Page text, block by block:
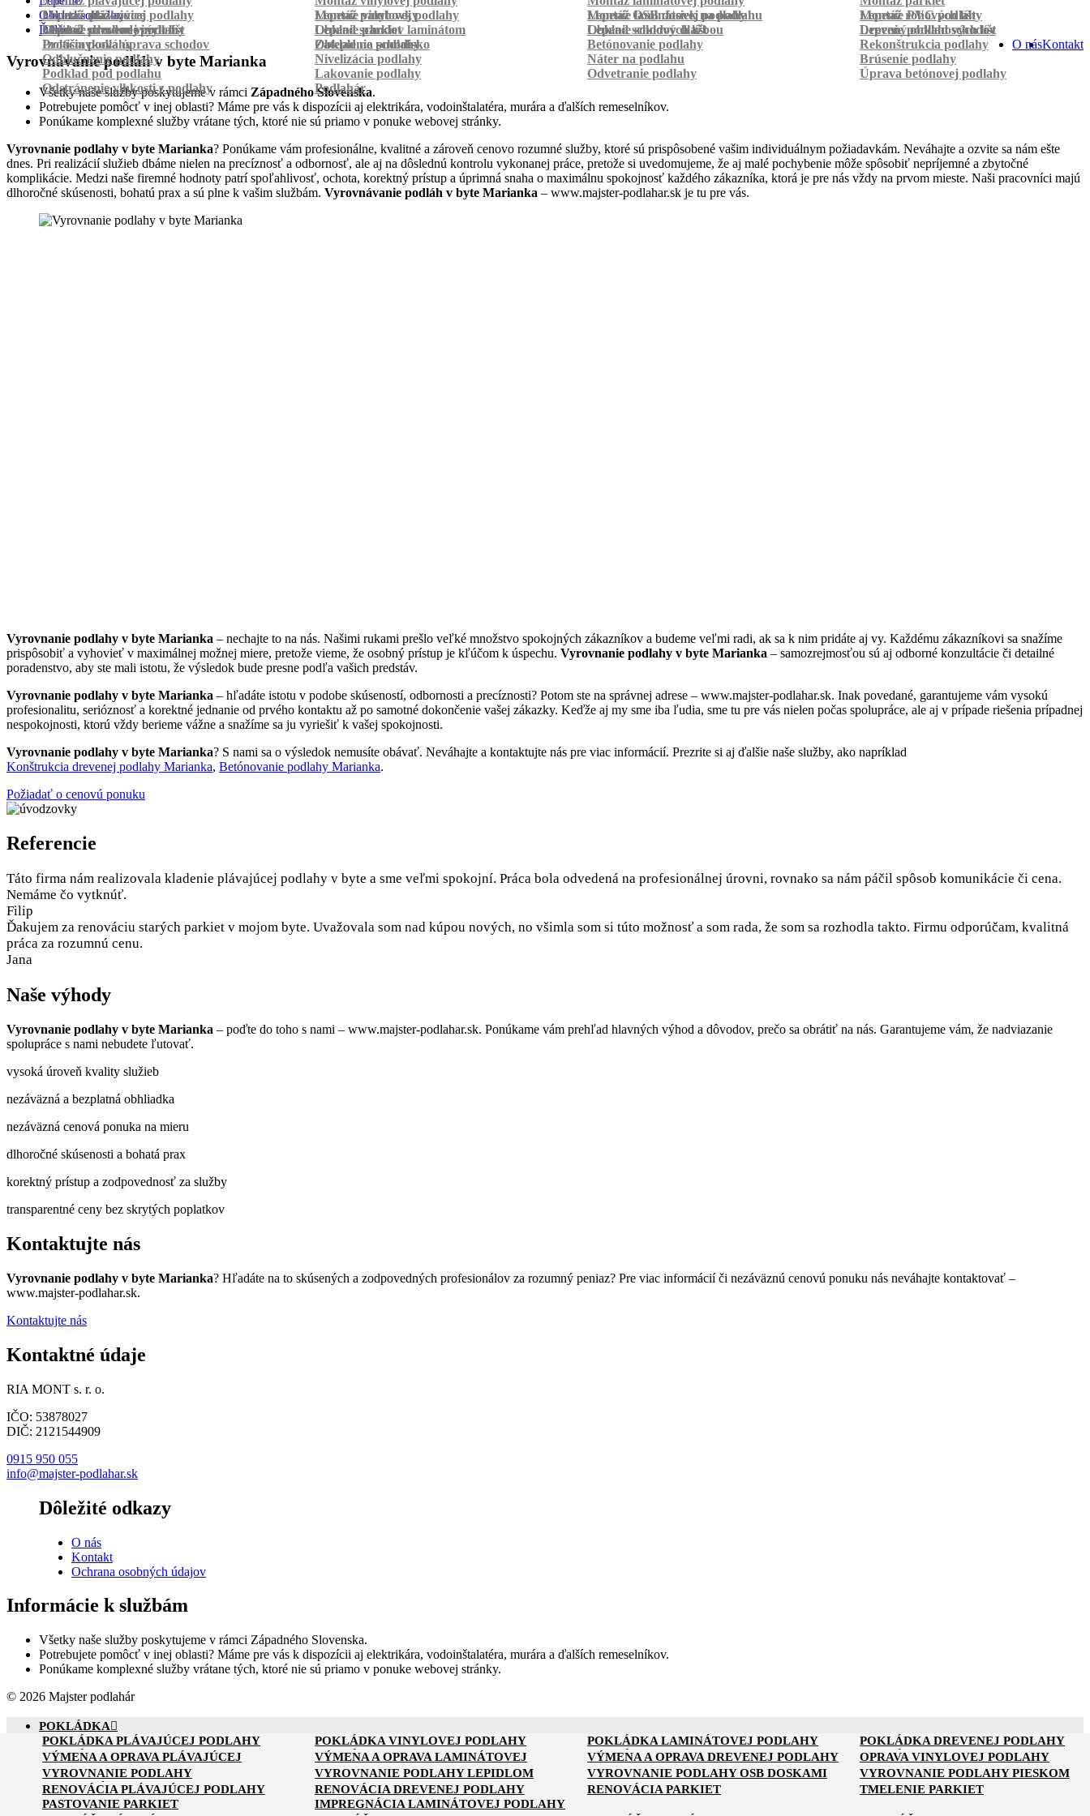
Montáž dlážkovice
Montáž palubovky Montáž OSB dosiek na podlahu
Montáž rohových líšt
Montáž prechodových líšt
Lepenie plávajúcej podlahy
Lepenie vinylovej podlahy Lepenie laminátovej podlahy
Lepenie PVC podlahy
Lepenie drevenej podlahy
Lepenie parkiet Lepenie soklových líšt Lepenie podlahových líšt
Obklad schodov
Obklad schodov vinylom
Obklad schodov laminátom Obklad schodov dlažbou
Drevený obklad schodov
Protišmyková úprava schodov
Obklad na schodisko
Ďalšie
Izolácia podlahy
Zateplenie podlahy Betónovanie podlahy
Rekonštrukcia podlahy
Odhlučnenie podlahy
Nivelizácia podlahy Náter na podlahu
Brúsenie podlahy
Podklad pod podlahu
Lakovanie podlahy Odvetranie podlahy
Úprava betónovej podlahy
Odstránenie vlhkosti z podlahy
Podlahár
Kontakt
O nás
Vyrovnávanie podláh v byte Marianka
Všetky naše služby poskytujeme v rámci Západného Slovenska.
Potrebujete pomôcť v inej oblasti? Máme pre vás k dispozícii aj elektrikára, vodoinštalatéra, murára a ďalších remeselníkov.
Ponúkame komplexné služby vrátane tých, ktoré nie sú priamo v ponuke webovej stránky.
Vyrovnanie podlahy v byte Marianka? Ponúkame vám profesionálne, kvalitné a zároveň cenovo rozumné služby, ktoré sú prispôsobené vašim individuálnym požiadavkám. Neváhajte a ozvite sa nám ešte
dnes. Pri realizácií služieb dbáme nielen na precíznosť a odbornosť, ale aj na dôslednú kontrolu vykonanej práce, pretože si uvedomujeme, že aj malé pochybenie môže spôsobiť nepríjemné a zbytočné
komplikácie. Medzi naše firemné hodnoty patrí spoľahlivosť, ochota, korektný prístup a úprimná snaha o maximálnu spokojnosť každého zákazníka, ktorá je pre nás vždy na prvom mieste. Naši pracovníci majú
dlhoročné skúsenosti, bohatú prax a sú plne k vašim službám. Vyrovnávanie podláh v byte Marianka – www.majster-podlahar.sk je tu pre vás.
Vyrovnanie podlahy v byte Marianka – nechajte to na nás. Našimi rukami prešlo veľké množstvo spokojných zákazníkov a budeme veľmi radi, ak sa k nim pridáte aj vy. Každému zákazníkovi sa snažíme
prispôsobiť a vyhovieť v maximálnej možnej miere, pretože vieme, že osobný prístup je kľúčom k úspechu. Vyrovnanie podlahy v byte Marianka – samozrejmosťou sú aj odborné konzultácie či detailné
poradenstvo, aby ste mali istotu, že výsledok bude presne podľa vašich predstáv.
Vyrovnanie podlahy v byte Marianka – hľadáte istotu v podobe skúseností, odbornosti a precíznosti? Potom ste na správnej adrese – www.majster-podlahar.sk. Inak povedané, garantujeme vám vysokú
profesionalitu, serióznosť a korektné jednanie od prvého kontaktu až po samotné dokončenie vašej zákazky. Keďže aj my sme iba ľudia, sme tu pre vás nielen počas spolupráce, ale aj v prípade riešenia prípadnej
nespokojnosti, ktorú vždy berieme vážne a snažíme sa ju vyriešiť k vašej spokojnosti.
Vyrovnanie podlahy v byte Marianka? S nami sa o výsledok nemusíte obávať. Neváhajte a kontaktujte nás pre viac informácií. Prezrite si aj ďalšie naše služby, ako napríklad
Konštrukcia drevenej podlahy Marianka, Betónovanie podlahy Marianka.
Požiadať o cenovú ponuku
Referencie
Táto firma nám realizovala kladenie plávajúcej podlahy v byte a sme veľmi spokojní. Práca bola odvedená na profesionálnej úrovni, rovnako sa nám páčil spôsob komunikácie či cena.
Nemáme čo vytknúť.
Filip
Ďakujem za renováciu starých parkiet v mojom byte. Uvažovala som nad kúpou nových, no všimla som si túto možnosť a som rada, že som sa rozhodla takto. Firmu odporúčam, kvalitná
práca za rozumnú cenu.
Jana
Naše výhody
Vyrovnanie podlahy v byte Marianka – poďte do toho s nami – www.majster-podlahar.sk. Ponúkame vám prehľad hlavných výhod a dôvodov, prečo sa obrátiť na nás. Garantujeme vám, že nadviazanie
spolupráce s nami nebudete ľutovať.
vysoká úroveň kvality služieb
nezáväzná a bezplatná obhliadka
nezáväzná cenová ponuka na mieru
dlhoročné skúsenosti a bohatá prax
korektný prístup a zodpovednosť za služby
transparentné ceny bez skrytých poplatkov
Kontaktujte nás
Vyrovnanie podlahy v byte Marianka? Hľadáte na to skúsených a zodpovedných profesionálov za rozumný peniaz? Pre viac informácií či nezáväznú cenovú ponuku nás neváhajte kontaktovať –
www.majster-podlahar.sk.
Kontaktujte nás
Kontaktné údaje
RIA MONT s. r. o.
IČO: 53878027
DIČ: 2121544909
0915 950 055
info@majster-podlahar.sk
Dôležité odkazy
O nás
Kontakt
Ochrana osobných údajov
Informácie k službám
Všetky naše služby poskytujeme v rámci Západného Slovenska.
Potrebujete pomôcť v inej oblasti? Máme pre vás k dispozícii aj elektrikára, vodoinštalatéra, murára a ďalších remeselníkov.
Ponúkame komplexné služby vrátane tých, ktoré nie sú priamo v ponuke webovej stránky.
© 2026 Majster podlahár
POKLÁDKA
POKLÁDKA PLÁVAJÚCEJ PODLAHY
POKLÁDKA VINYLOVEJ PODLAHY POKLÁDKA LAMINÁTOVEJ PODLAHY
POKLÁDKA DREVENEJ PODLAHY
POKLÁDKA PVC PODLAHY
POKLÁDKA KOMPOZITNEJ PODLAHY POKLÁDKA PODLAHY NA PARKETY POKLÁDKA PARKIET
VÝMENA A OPRAVA
VÝMENA A OPRAVA PLÁVAJÚCEJ
PODLAHY
VÝMENA A OPRAVA LAMINÁTOVEJ
PODLAHY
VÝMENA A OPRAVA DREVENEJ PODLAHY OPRAVA VINYLOVEJ PODLAHY
OPRAVA LAMINÁTOVÝCH PARKIET OPRAVA BETÓNOVEJ PODLAHY
VYROVNANIE
VYROVNANIE PODLAHY
POLYSTYRÉNOM
VYROVNANIE PODLAHY LEPIDLOM VYROVNANIE PODLAHY OSB DOSKAMI VYROVNANIE PODLAHY PIESKOM
SUCHÉ VYROVNANIE PODLAHY VYROVNANIE BETÓNOVEJ PODLAHY
RENOVÁCIA
RENOVÁCIA PLÁVAJÚCEJ PODLAHY
RENOVÁCIA DREVENEJ PODLAHY RENOVÁCIA PARKIET
TMELENIE PARKIET
PASTOVANIE PARKIET
IMPREGNÁCIA LAMINÁTOVEJ PODLAHY
VYLIEVANIE
MONTÁŽ